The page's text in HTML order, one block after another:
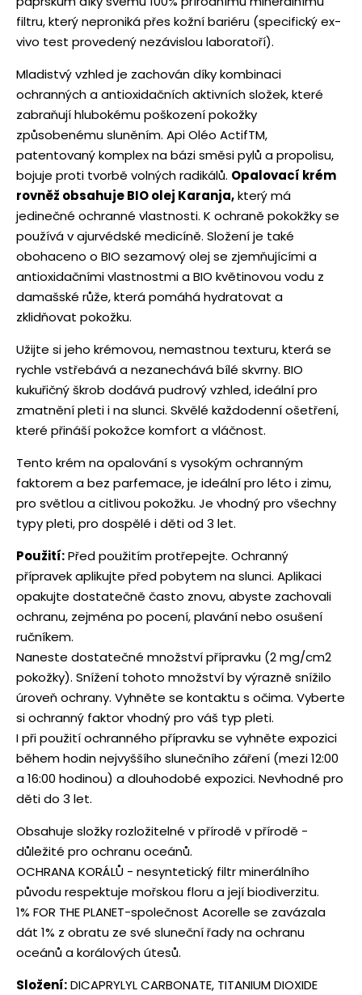
filtru, který neproniká přes kožní bariéru (specifický ex-
vivo test provedený nezávislou laboratoří).
Mladistvý vzhled je zachován díky kombinaci
ochranných a antioxidačních aktivních složek, které
zabraňují hlubokému poškození pokožky
způsobenému sluněním. Api Oléo ActifTM,
patentovaný komplex na bázi směsi pylů a propolisu,
bojuje proti tvorbě volných radikálů. Opalovací krém
rovněž obsahuje BIO olej Karanja,který má
jedinečné ochranné vlastnosti. K ochraně pokokžky se
používá v ajurvédské medicíně. Složení je také
obohaceno o BIO sezamový olej se zjemňujícími a
antioxidačními vlastnostmi a BIO květinovou vodu z
damašské růže, která pomáhá hydratovat a
zklidňovat pokožku.
Užijte si jeho krémovou, nemastnou texturu, která se
rychle vstřebává a nezanechává bílé skvrny. BIO
kukuřičný škrob dodává pudrový vzhled, ideální pro
zmatnění pleti i na slunci. Skvělé každodenní ošetření,
které přináší pokožce komfort a vláčnost.
Tento krém na opalování s vysokým ochranným
faktorem a bez parfemace, je ideální pro léto i zimu,
pro světlou a citlivou pokožku. Je vhodný pro všechny
typy pleti, pro dospělé i děti od 3 let.
Použití:Před použitím protřepejte. Ochranný
přípravek aplikujte před pobytem na slunci. Aplikaci
opakujte dostatečně často znovu, abyste zachovali
ochranu, zejména po pocení, plavání nebo osušení
ručníkem.
Naneste dostatečné množství přípravku (2 mg/cm2
pokožky). Snížení tohoto množství by výrazně snížilo
úroveň ochrany. Vyhněte se kontaktu s očima. Vyberte
si ochranný faktor vhodný pro váš typ pleti.
I při použití ochranného přípravku se vyhněte expozici
během hodin nejvyššího slunečního záření (mezi 12:00
a 16:00 hodinou) a dlouhodobé expozici. Nevhodné pro
děti do 3 let.
Obsahuje složky rozložitelné v přírodě v přírodě -
důležité pro ochranu oceánů.
OCHRANA KORÁLŮ - nesyntetický filtr minerálního
původu respektuje mořskou floru a její biodiverzitu.
1% FOR THE PLANET-společnost Acorelle se zavázala
dát 1% z obratu ze své sluneční řady na ochranu
oceánů a korálových útesů.
Složení:DICAPRYLYL CARBONATE, TITANIUM DIOXIDE